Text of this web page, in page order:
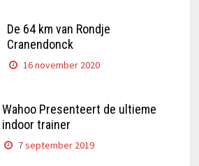
De 64 km van Rondje
Cranendonck
16 november 2020
Wahoo Presenteert de ultieme
indoor trainer
7 september 2019